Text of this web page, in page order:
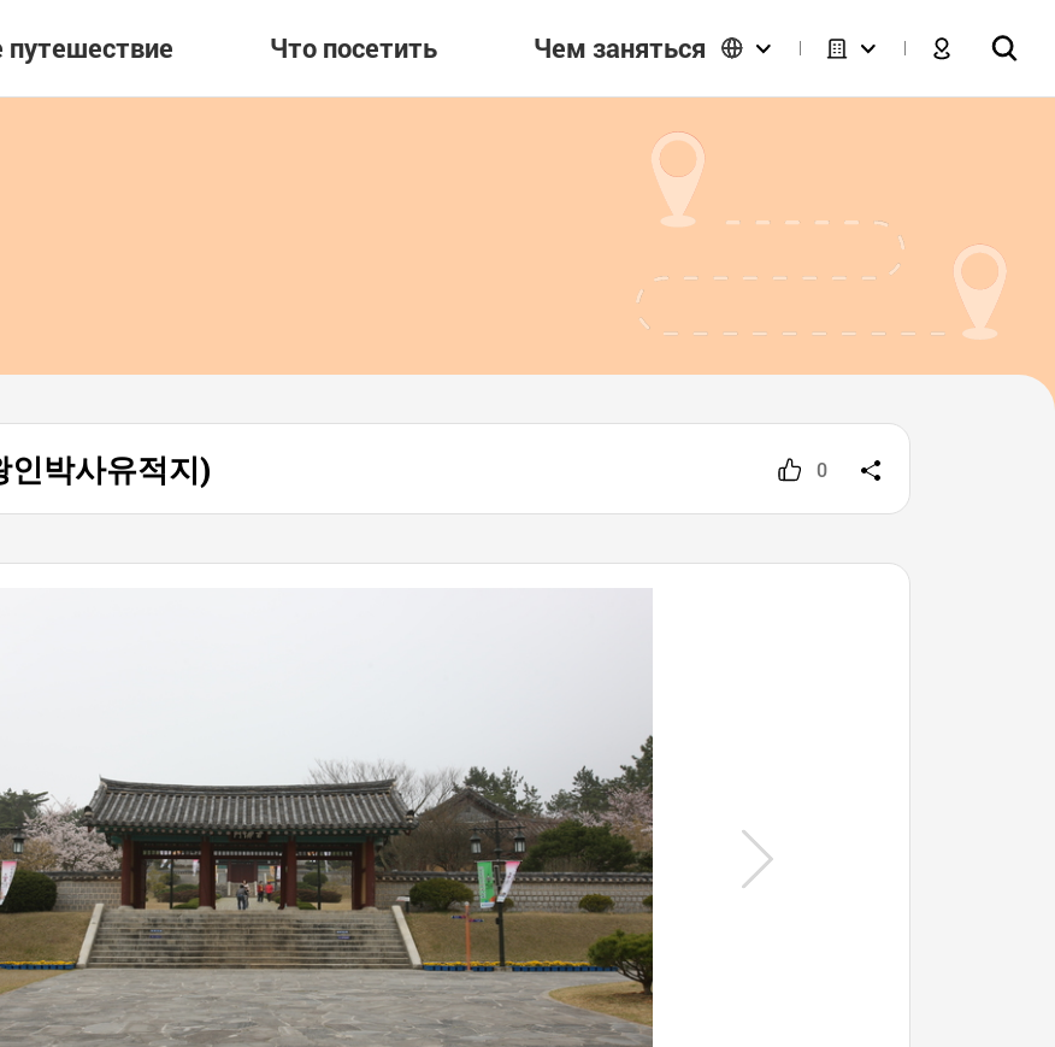
путешествие Что посетить Чем заняться
박사유적지) 0